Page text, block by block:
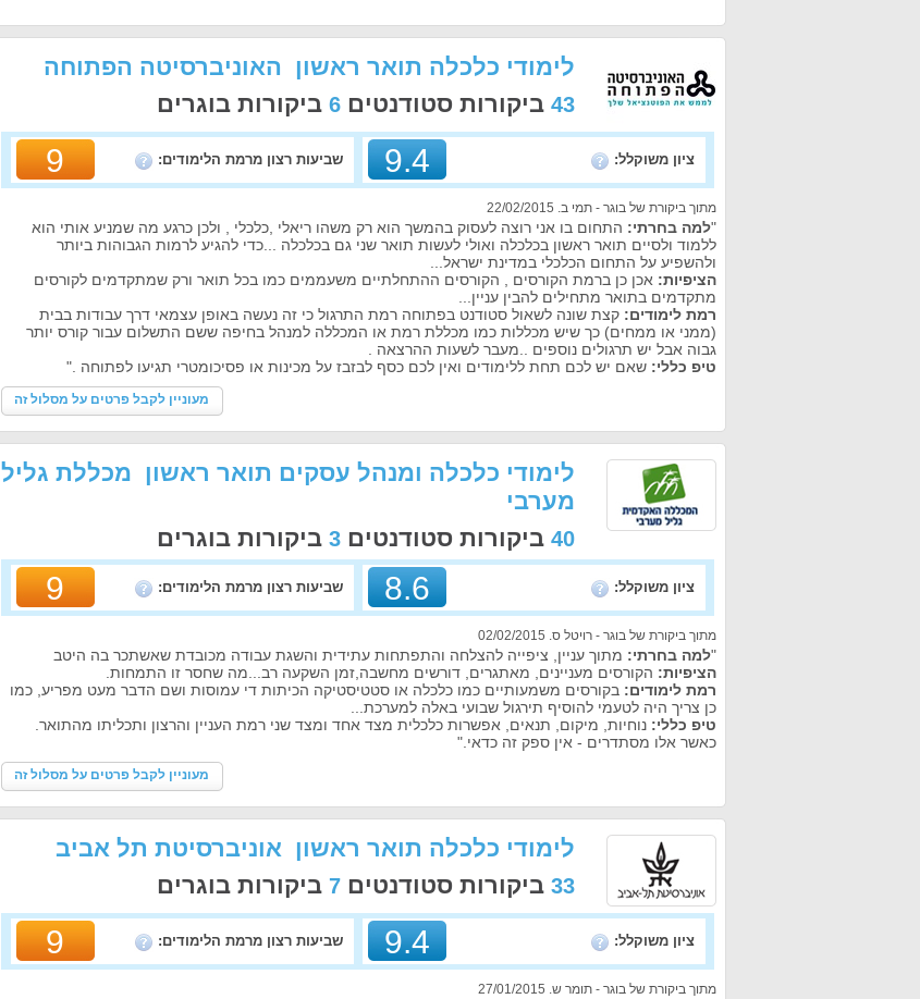
לימודי כלכלה תואר ראשון האוניברסיטה הפתוחה
43 ביקורות סטודנטים6 ביקורות בוגרים
ציון משוקלל: 9.4 שביעות רצון מרמת הלימודים: 9
מתוך ביקורת של בוגר - תמי ב. 22/02/2015
"למה בחרתי: התחום בו אני רוצה לעסוק בהמשך הוא רק משהו ריאלי ,כלכלי , ולכן כרגע מה שמניע אותי הוא
ללמוד ולסיים תואר ראשון בכלכלה ואולי לעשות תואר שני גם בכלכלה ...כדי להגיע לרמות הגבוהות ביותר
ולהשפיע על התחום הכלכלי במדינת ישראל...
הציפיות: אכן כן ברמת הקורסים , הקורסים ההתחלתיים משעממים כמו בכל תואר ורק שמתקדמים לקורסים
מתקדמים בתואר מתחילים להבין עניין...
רמת לימודים: קצת שונה לשאול סטודנט בפתוחה רמת התרגול כי זה נעשה באופן עצמאי דרך עבודות בבית
(ממני או ממחים) כך שיש מכללות כמו מכללת רמת או המכללה למנהל בחיפה ששם התשלום עבור קורס יותר
גבוה אבל יש תרגולים נוספים ..מעבר לשעות ההרצאה .
טיפ כללי: שאם יש לכם תחת ללימודים ואין לכם כסף לבזבז על מכינות או פסיכומטרי תגיעו לפתוחה ."
מעוניין לקבל פרטים על מסלול זה
לימודי כלכלה ומנהל עסקים תואר ראשון מכללת גליל
מערבי
40 ביקורות סטודנטים3 ביקורות בוגרים
ציון משוקלל: 8.6 שביעות רצון מרמת הלימודים: 9
מתוך ביקורת של בוגר - רויטל ס. 02/02/2015
"למה בחרתי: מתוך עניין, ציפייה להצלחה והתפתחות עתידית והשגת עבודה מכובדת שאשתכר בה היטב
הציפיות: הקורסים מעניינים, מאתגרים, דורשים מחשבה,זמן השקעה רב...מה שחסר זו התמחות.
רמת לימודים: בקורסים משמעותיים כמו כלכלה או סטטיסטיקה הכיתות די עמוסות ושם הדבר מעט מפריע, כמו
כן צריך היה לטעמי להוסיף תירגול שבועי באלה למערכת...
טיפ כללי: נוחיות, מיקום, תנאים, אפשרות כלכלית מצד אחד ומצד שני רמת העניין והרצון ותכליתו מהתואר.
כאשר אלו מסתדרים - אין ספק זה כדאי."
מעוניין לקבל פרטים על מסלול זה
לימודי כלכלה תואר ראשון אוניברסיטת תל אביב
33 ביקורות סטודנטים7 ביקורות בוגרים
ציון משוקלל: 9.4 שביעות רצון מרמת הלימודים: 9
מתוך ביקורת של בוגר - תומר ש. 27/01/2015